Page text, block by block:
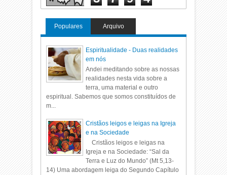
Populares Arquivo
Espiritualidade - Duas realidades
em nós
Andei meditando sobre as nossas
realidades nesta vida sobre a
terra, uma material e outro
espiritual. Sabemos que somos constituídos de
m...
Cristãos leigos e leigas na Igreja
e na Sociedade
Cristãos leigos e leigas na
Igreja e na Sociedade: “Sal da
Terra e Luz do Mundo” (Mt 5,13-
14) Uma abordagem leiga do Segundo Capítulo